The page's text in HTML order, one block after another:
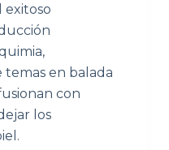
exitoso
en balada
con
los